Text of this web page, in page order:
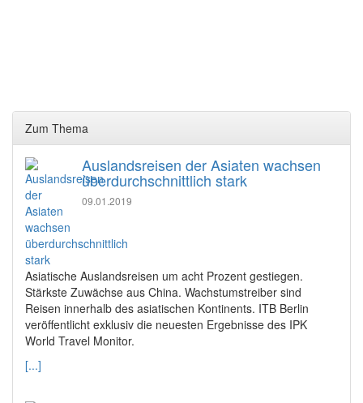
Zum Thema
Auslandsreisen der Asiaten wachsen
überdurchschnittlich stark
09.01.2019
Asiatische Auslandsreisen um acht Prozent gestiegen.
Stärkste Zuwächse aus China. Wachstumstreiber sind
Reisen innerhalb des asiatischen Kontinents. ITB Berlin
veröffentlicht exklusiv die neuesten Ergebnisse des IPK
World Travel Monitor.
[...]